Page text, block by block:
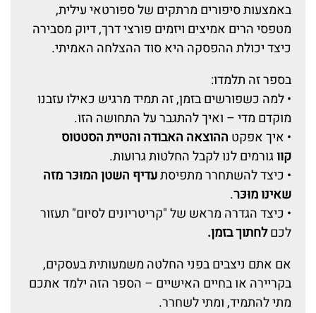
באמצעות סיפורים מרתקים של ספורטאי עילית,
מטפסי הרים אמיצים ויזמים פורצי דרך, דיוק מסבירה
כיצד יכולת ההפסקה היא סוד ההצלחה האמיתי.
בספר זה תלמדו:
• למה כשפורשים בזמן, זה תמיד מרגיש כאילו עזבנו
מוקדם מדי – ואיך להתגבר על התחושה הזו.
• איך אפקט ההוצאה האבודה והטיית הסטטוס
קווגורמים לנו לקבל החלטות גרועות.
• כיצד להשתחרר מתפיסתעדיף השטן המוּכּר מזה
שאינו מוּכּר.
• כיצד הגדרה מראש של "קריטריונים לסיום" תעזור
לכםלחתוך בזמן.
אם אתם ניצבים בפני החלטה משמעותית בעסקים,
בקריירה או בחיים האישיים – הספר הזה ילמד אתכם
מתי להתמיד, ומתי לשחרר.